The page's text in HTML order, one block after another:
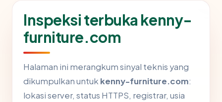
Inspeksi terbuka kenny-
furniture.com
Halaman ini merangkum sinyal teknis yang
dikumpulkan untukkenny-furniture.com:
lokasi server, status HTTPS, registrar, usia